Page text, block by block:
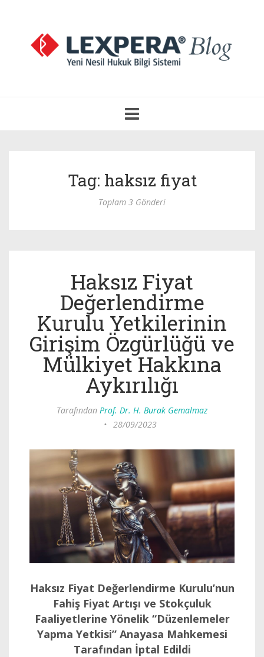
Aç
Tag: haksız fiyat
Toplam 3 Gönderi
Haksız Fiyat
Değerlendirme
Kurulu Yetkilerinin
Girişim Özgürlüğü ve
Mülkiyet Hakkına
Aykırılığı
Tarafından Prof. Dr. H. Burak Gemalmaz
• 28/09/2023
Haksız Fiyat Değerlendirme Kurulu’nun
Fahiş Fiyat Artışı ve Stokçuluk
Faaliyetlerine Yönelik “Düzenlemeler
Yapma Yetkisi” Anayasa Mahkemesi
Tarafından İptal Edildi